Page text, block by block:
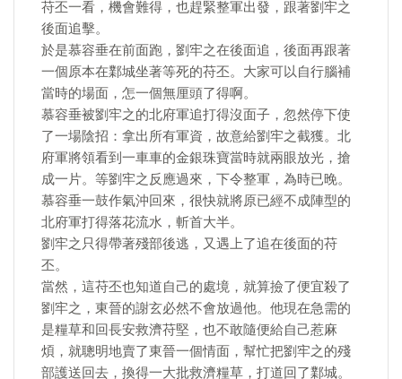
苻丕一看，機會難得，也趕緊整軍出發，跟著劉牢之
後面追擊。
於是慕容垂在前面跑，劉牢之在後面追，後面再跟著
一個原本在鄴城坐著等死的苻丕。大家可以自行腦補
當時的場面，怎一個無厘頭了得啊。
慕容垂被劉牢之的北府軍追打得沒面子，忽然停下使
了一場陰招：拿出所有軍資，故意給劉牢之截獲。北
府軍將領看到一車車的金銀珠寶當時就兩眼放光，搶
成一片。等劉牢之反應過來，下令整軍，為時已晚。
慕容垂一鼓作氣沖回來，很快就將原已經不成陣型的
北府軍打得落花流水，斬首大半。
劉牢之只得帶著殘部後逃，又遇上了追在後面的苻
丕。
當然，這苻丕也知道自己的處境，就算撿了便宜殺了
劉牢之，東晉的謝玄必然不會放過他。他現在急需的
是糧草和回長安救濟苻堅，也不敢隨便給自己惹麻
煩，就聰明地賣了東晉一個情面，幫忙把劉牢之的殘
部護送回去，換得一大批救濟糧草，打道回了鄴城。